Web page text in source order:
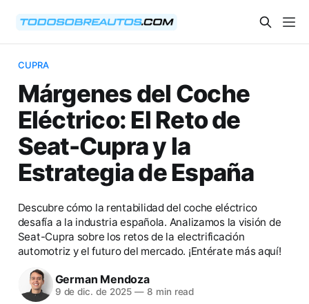
CUPRA
Márgenes del Coche
Eléctrico: El Reto de
Seat-Cupra y la
Estrategia de España
Descubre cómo la rentabilidad del coche eléctrico
desafía a la industria española. Analizamos la visión de
Seat-Cupra sobre los retos de la electrificación
automotriz y el futuro del mercado. ¡Entérate más aquí!
German Mendoza
9 de dic. de 2025 — 8 min read